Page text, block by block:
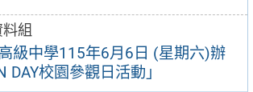
料組
級中學115年6月6日 (星期六)辦
DAY校園參觀日活動」